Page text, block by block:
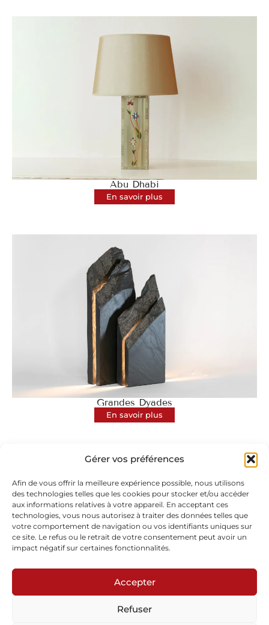
Gérer vos préférences
Afin de vous offrir la meilleure expérience possible, nous utilisons
des technologies telles que les cookies pour stocker et/ou accéder
aux informations relatives à votre appareil. En acceptant ces
technologies, vous nous autorisez à traiter des données telles que
votre comportement de navigation ou vos identifiants uniques sur
ce site. Le refus ou le retrait de votre consentement peut avoir un
impact négatif sur certaines fonctionnalités.
Accepter
Refuser
Abu Dhabi
En savoir plus
Grandes Dyades
En savoir plus
Abonnez-vous à notre newsletter
Envoyer